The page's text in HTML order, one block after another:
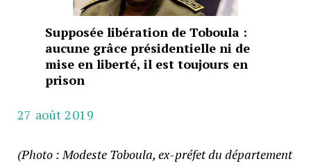
Supposée libération de Toboula :
aucune grâce présidentielle ni de
mise en liberté, il est toujours en
prison
27 août 2019
(Photo : Modeste Toboula, ex-préfet du département